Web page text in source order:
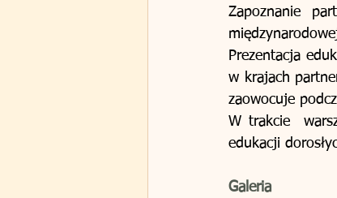
Zapoznanie
Prezentacja
w krajach
zaowocuje
W trakcie
edukacji
Galeria